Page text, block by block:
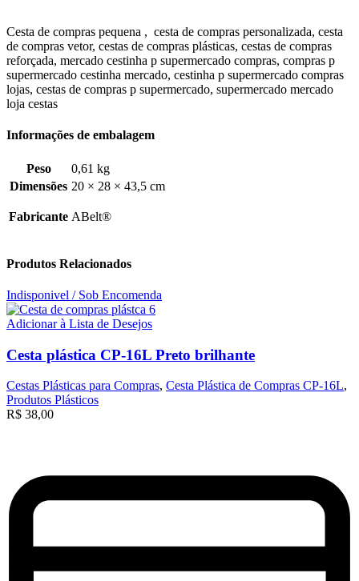
Cesta de compras pequena , cesta de compras personalizada, cesta
de compras vetor, cestas de compras plásticas, cestas de compras
reforçada, mercado cestinha p supermercado compras, compras p
supermercado cestinha mercado, cestinha p supermercado compras
lojas, cestas de compras p supermercado, supermercado mercado
loja cestas
Informações de embalagem
Peso
0,61 kg
Dimensões 20 × 28 × 43,5 cm
Fabricante ABelt®
Produtos Relacionados
Indisponivel / Sob Encomenda
Adicionar à Lista de Desejos
Cesta plástica CP-16L Preto brilhante
Cestas Plásticas para Compras, Cesta Plástica de Compras CP-16L,
Produtos Plásticos
R$ 38,00